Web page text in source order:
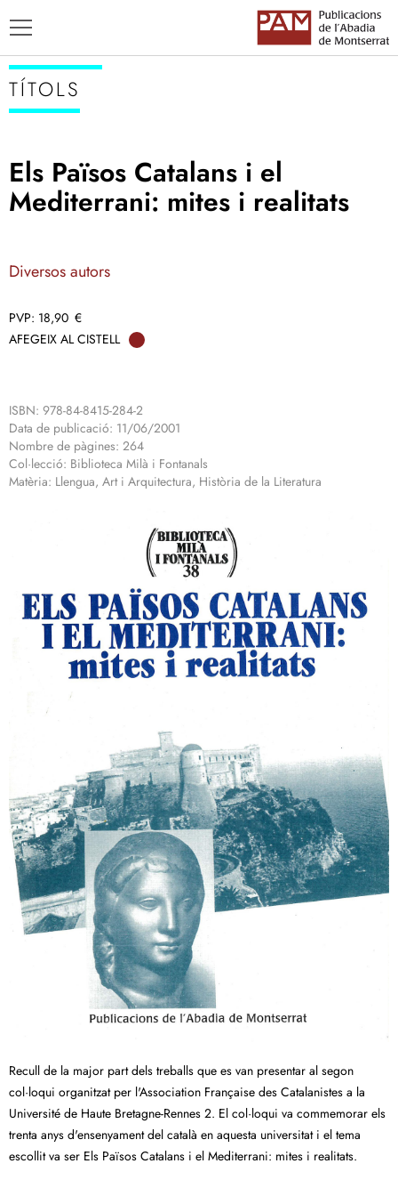
TÍTOLS
TÍTOLS
Els Països Catalans i el
Mediterrani: mites i realitats
Diversos autors
18,90 €
AFEGEIX AL CISTELL
ISBN: 978-84-8415-284-2
Data de publicació: 11/06/2001
Nombre de pàgines: 264
Col·lecció: Biblioteca Milà i Fontanals
Matèria: Llengua, Art i Arquitectura, Història de la Literatura
Recull de la major part dels treballs que es van presentar al segon
col·loqui organitzat per l'Association Française des Catalanistes a la
Université de Haute Bretagne-Rennes 2. El col·loqui va commemorar els
trenta anys d'ensenyament del català en aquesta universitat i el tema
escollit va ser Els Països Catalans i el Mediterrani: mites i realitats.